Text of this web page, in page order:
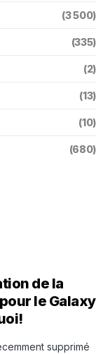
(3 500)
(335)
(2)
(13)
(10)
(680)
de la
le Galaxy
supprimé